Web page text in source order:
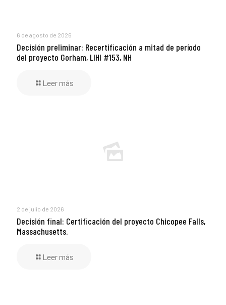
6 de agosto de 2026
Decisión preliminar: Recertificación a mitad de período
del proyecto Gorham, LIHI #153, NH
Leer más
2 de julio de 2026
Decisión final: Certificación del proyecto Chicopee Falls,
Massachusetts.
Leer más